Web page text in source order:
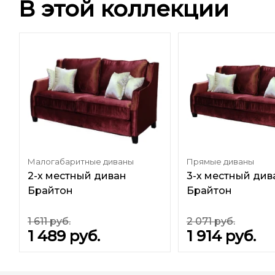
В этой коллекции
Малогабаритные диваны
2-х местный диван
Брайтон
1 611 руб.
1 489 руб.
Прямые диваны
3-х местный
Брайтон
2 071 руб.
1 914 руб.